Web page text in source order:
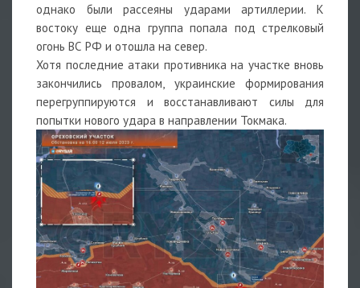
однако были рассеяны ударами артиллерии. К
востоку еще одна группа попала под стрелковый
огонь ВС РФ и отошла на север.
Хотя последние атаки противника на участке вновь
закончились провалом, украинские формирования
перегруппируются и восстанавливают силы для
попытки нового удара в направлении Токмака.